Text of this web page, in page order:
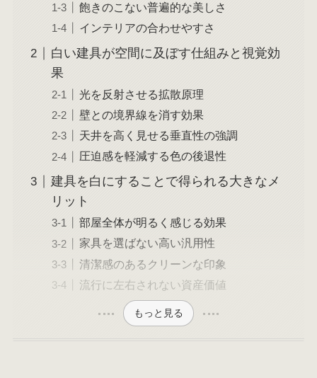
飽きのこない普遍的な美しさ
インテリアの合わせやすさ
白い建具が空間に及ぼす仕組みと視覚効
果
光を反射させる拡散原理
壁との境界線を消す効果
天井を高く見せる垂直性の強調
圧迫感を軽減する色の後退性
建具を白にすることで得られる大きなメ
リット
部屋全体が明るく感じる効果
家具を選ばない高い汎用性
清潔感のあるクリーンな印象
流行に左右されない資産価値
もっと見る